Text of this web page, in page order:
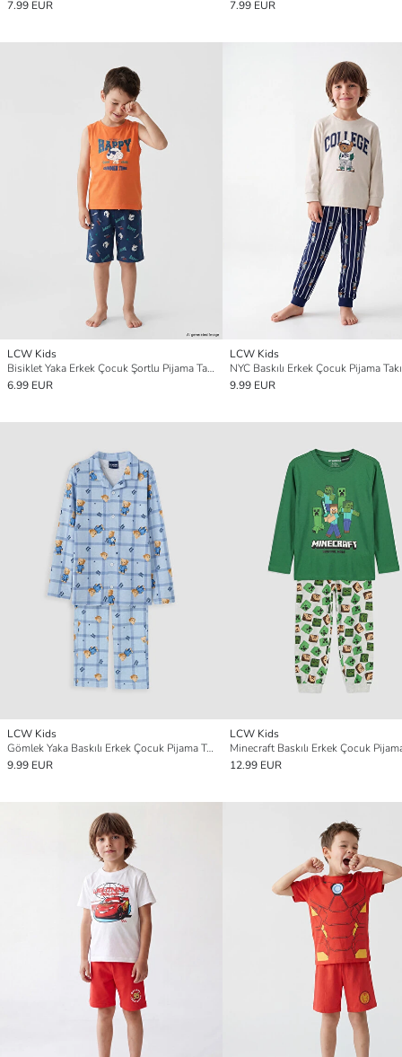
7.99 EUR 7.99 EUR
LCW Kids
Bisiklet Yaka Erkek Çocuk Şortlu Pijama Takımı
6.99 EUR
LCW Kids
NYC Baskılı Erkek Çocuk Pijama
9.99 EUR
LCW Kids
Gömlek Yaka Baskılı Erkek Çocuk Pijama Takım
9.99 EUR
LCW Kids
Minecraft Baskılı Erkek Çocuk
12.99 EUR